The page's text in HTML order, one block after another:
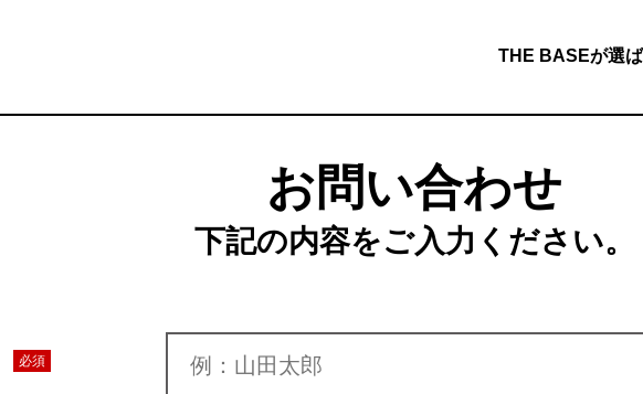
THE BASEが選
お問い合わせ
下記の内容をご入力ください。
必須